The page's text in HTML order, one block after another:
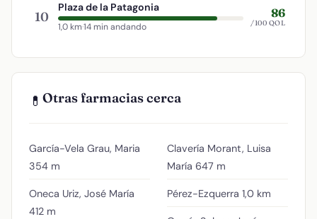
10
Plaza de la Patagonia
1,0 km·14 min andando
86
/100 QOL
💊 Otras farmacias cerca
García-Vela Grau, Maria
354 m
Oneca Uriz, José María
412 m
Clavería Morant, Luisa
María 647 m
Pérez-Ezquerra 1,0 km